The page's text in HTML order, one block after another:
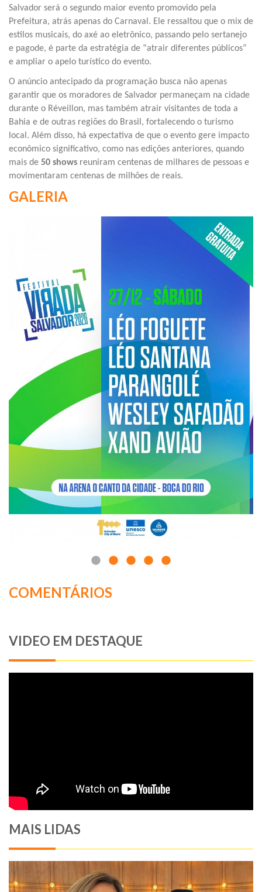
Salvador será o segundo maior evento promovido pela
Prefeitura, atrás apenas do Carnaval. Ele ressaltou que o mix de
estilos musicais, do axé ao eletrônico, passando pelo sertanejo
e pagode, é parte da estratégia de “atrair diferentes públicos”
e ampliar o apelo turístico do evento.
O anúncio antecipado da programação busca não apenas
garantir que os moradores de Salvador permaneçam na cidade
durante o Réveillon, mas também atrair visitantes de toda a
Bahia e de outras regiões do Brasil, fortalecendo o turismo
local. Além disso, há expectativa de que o evento gere impacto
econômico significativo, como nas edições anteriores, quando
mais de 50 shows reuniram centenas de milhares de pessoas e
movimentaram centenas de milhões de reais.
GALERIA
COMENTÁRIOS
VIDEO EM DESTAQUE
MAIS LIDAS